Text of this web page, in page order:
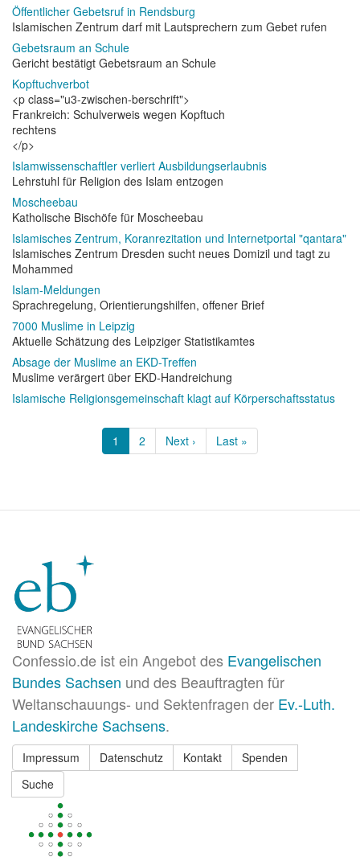
Öffentlicher Gebetsruf in Rendsburg
Islamischen Zentrum darf mit Lautsprechern zum Gebet rufen
Gebetsraum an Schule
Gericht bestätigt Gebetsraum an Schule
Kopftuchverbot
<p class="u3-zwischen-berschrift">
Frankreich: Schulverweis wegen Kopftuch
rechtens
</p>
Islamwissenschaftler verliert Ausbildungserlaubnis
Lehrstuhl für Religion des Islam entzogen
Moscheebau
Katholische Bischöfe für Moscheebau
Islamisches Zentrum, Koranrezitation und Internetportal "qantara"
Islamisches Zentrum Dresden sucht neues Domizil und tagt zu
Mohammed
Islam-Meldungen
Sprachregelung, Orientierungshilfen, offener Brief
7000 Muslime in Leipzig
Aktuelle Schätzung des Leipziger Statistikamtes
Absage der Muslime an EKD-Treffen
Muslime verärgert über EKD-Handreichung
Islamische Religionsgemeinschaft klagt auf Körperschaftsstatus
Seitennummerierung
Aktuelle
Seite
1 Page
2
Nächste
Seite
Next ›
Letzte
Seite
Last »
Confessio.de ist ein Angebot des Evangelischen
Bundes Sachsen und des Beauftragten für
Weltanschauungs- und Sektenfragen der Ev.-Luth.
Landeskirche Sachsens.
Impressum Datenschutz Kontakt
Spenden
Suche